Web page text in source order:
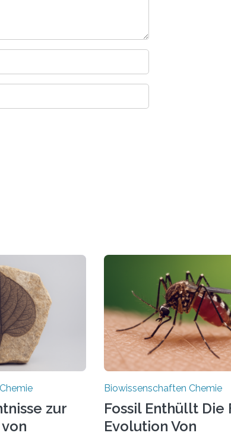
zur
Biowissenschaften Chemie
Fossil Enthüllt Die
Evolution Von